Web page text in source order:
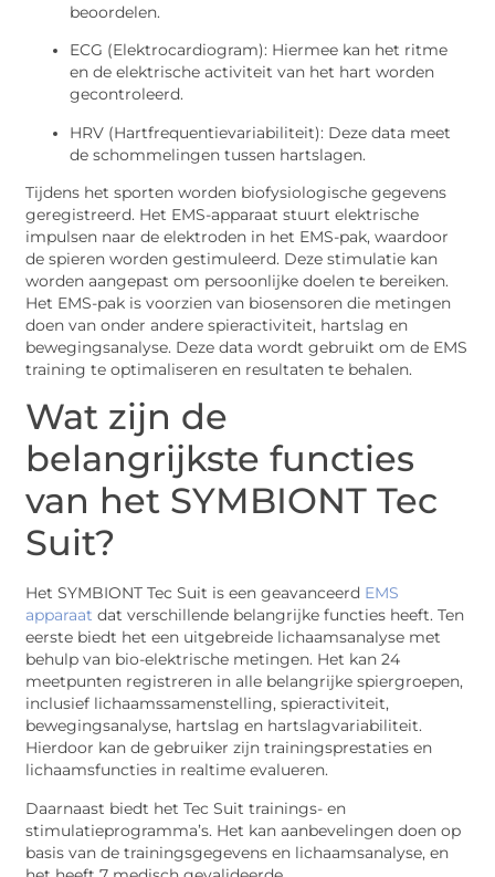
beoordelen.
ECG (Elektrocardiogram): Hiermee kan het ritme
en de elektrische activiteit van het hart worden
gecontroleerd.
HRV (Hartfrequentievariabiliteit): Deze data meet
de schommelingen tussen hartslagen.
Tijdens het sporten worden biofysiologische gegevens
geregistreerd. Het EMS-apparaat stuurt elektrische
impulsen naar de elektroden in het EMS-pak, waardoor
de spieren worden gestimuleerd. Deze stimulatie kan
worden aangepast om persoonlijke doelen te bereiken.
Het EMS-pak is voorzien van biosensoren die metingen
doen van onder andere spieractiviteit, hartslag en
bewegingsanalyse. Deze data wordt gebruikt om de EMS
training te optimaliseren en resultaten te behalen.
Wat zijn de
belangrijkste functies
van het SYMBIONT Tec
Suit?
Het SYMBIONT Tec Suit is een geavanceerd EMS
apparaat dat verschillende belangrijke functies heeft. Ten
eerste biedt het een uitgebreide lichaamsanalyse met
behulp van bio-elektrische metingen. Het kan 24
meetpunten registreren in alle belangrijke spiergroepen,
inclusief lichaamssamenstelling, spieractiviteit,
bewegingsanalyse, hartslag en hartslagvariabiliteit.
Hierdoor kan de gebruiker zijn trainingsprestaties en
lichaamsfuncties in realtime evalueren.
Daarnaast biedt het Tec Suit trainings- en
stimulatieprogramma’s. Het kan aanbevelingen doen op
basis van de trainingsgegevens en lichaamsanalyse, en